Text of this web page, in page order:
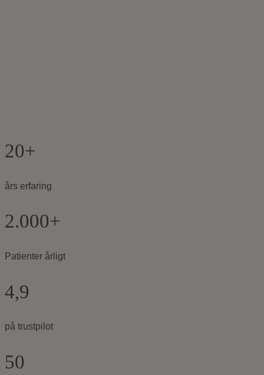
20+
års erfaring
2.000+
Patienter årligt
4,9
på trustpilot
50